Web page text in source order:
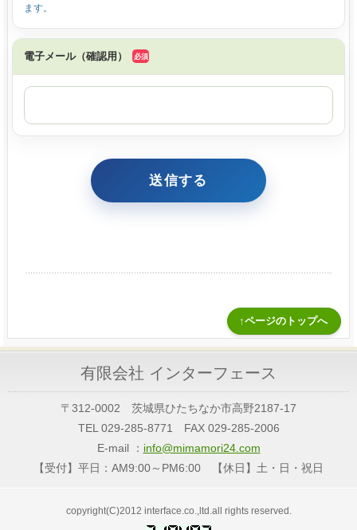
ます。
電子メール（確認用）
↑ページのトップへ
有限会社 インターフェース
〒312-0002 茨城県ひたちなか市高野2187-17
TEL 029-285-8771 FAX 029-285-2006
E-mail ： info@mimamori24.com
【受付】平日：AM9:00～PM6:00 【休日】土・日・祝日
copyright(C)2012 interface.co.,ltd.all rights reserved.